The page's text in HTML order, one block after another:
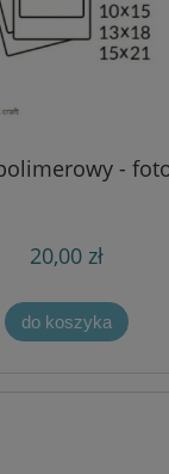
-
20,00 zł
do koszyka